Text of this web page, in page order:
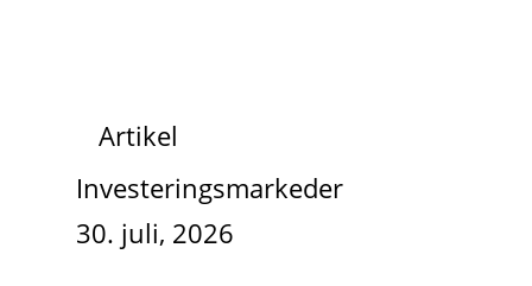
Artikel
Investeringsmarkeder
30. juli, 2026